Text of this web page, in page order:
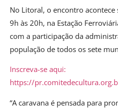
No Litoral, o encontro
9h às 20h, na Estação
com a participação da
população de todos os sete
Inscreva-se aqui:
https://
“A caravana é pensada para